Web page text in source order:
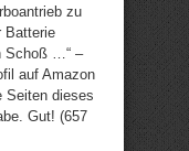
zu
Batterie
Schoß …“ –
auf Amazon
Seiten dieses
Gut! (657